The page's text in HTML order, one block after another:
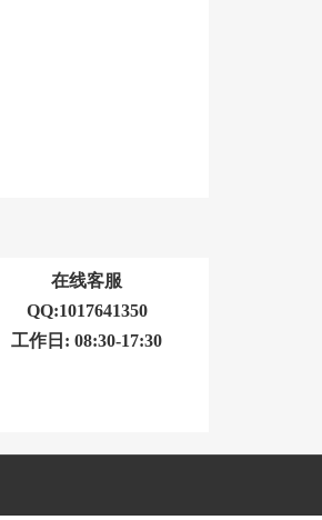
在线客服
QQ:1017641350
工作日: 08:30-17:30